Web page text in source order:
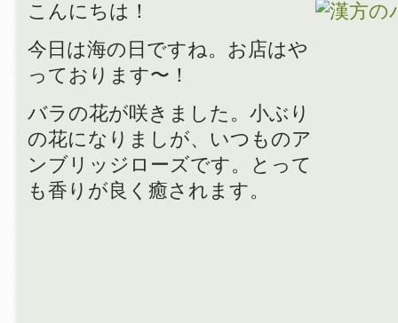
こんにちは！
今日は海の日ですね。お店はや
っております〜！
バラの花が咲きました。小ぶり
の花になりましが、いつものア
ンブリッジローズです。とって
も香りが良く癒されます。